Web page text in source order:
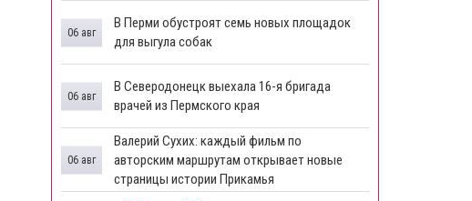
​В Перми обустроят семь новых площадок
для выгула собак
06 авг
В Северодонецк выехала 16-я бригада
врачей из Пермского края
06 авг
​Валерий Сухих: каждый фильм по
авторским маршрутам открывает новые
страницы истории Прикамья
06 авг